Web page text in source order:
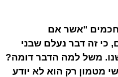
"אשר אם
כי זה דבר נעלם שבני
משל למה הדבר דומה?
מטמון רק הוא לא יודע